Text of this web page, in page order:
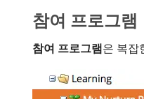
참여 프로그램
참여 프로그램은 복잡